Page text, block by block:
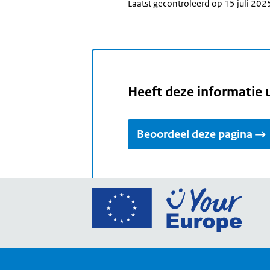
Laatst gecontroleerd op 15 juli
Heeft deze informatie
Beoordeel deze pagina
Ga